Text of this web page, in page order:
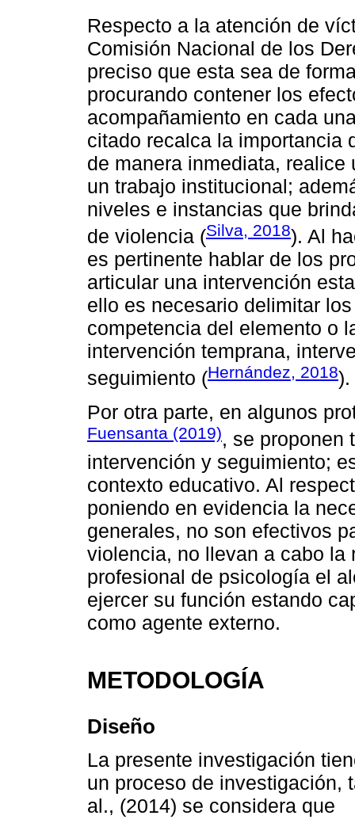
Respecto a la atención de
Comisión Nacional de los
preciso que esta sea de
procurando contener los
acompañamiento en cada
citado recalca la importancia
de manera inmediata,
un trabajo institucional;
niveles e instancias que
de violencia (Silva, 2018). Al
es pertinente hablar de los
articular una intervención
ello es necesario delimitar
competencia del elemento o
intervención temprana,
seguimiento (Hernández, 2018).
Por otra parte, en algunos
Fuensanta (2019), se proponen
intervención y seguimiento;
contexto educativo. Al
poniendo en evidencia la
generales, no son efectivos
violencia, no llevan a cabo la
profesional de psicología el
ejercer su función estando
como agente externo.
METODOLOGÍA
Diseño
La presente investigación
un proceso de investigación,
al., (2014) se considera que